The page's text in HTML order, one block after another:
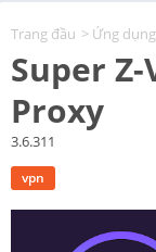
Trang đầu > Ứng dụng
Super
Proxy
3.6.311
vpn